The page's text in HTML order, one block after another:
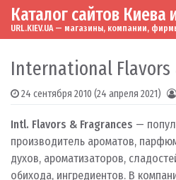
Skip to content
Main Navigation
Каталог сайтов Киева
URL.KIEV.UA — магазины, компании,
International Flavors
24 сентября 2010 (24 апреля 2021)
Intl. Flavors & Fragrances —
производитель ароматов,
духов, ароматизаторов,
обихода, ингредиентов. В